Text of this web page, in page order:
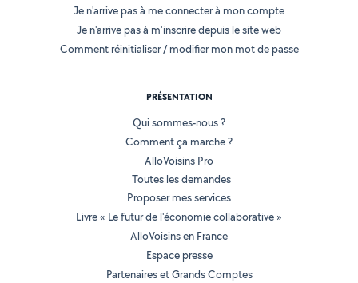
Je n'arrive pas à me connecter à mon compte
Je n'arrive pas à m'inscrire depuis le site web
Comment réinitialiser / modifier mon mot de passe
PRÉSENTATION
Qui sommes-nous ?
Comment ça marche ?
AlloVoisins Pro
Toutes les demandes
Proposer mes services
Livre « Le futur de l'économie collaborative »
AlloVoisins en France
Espace presse
Partenaires et Grands Comptes